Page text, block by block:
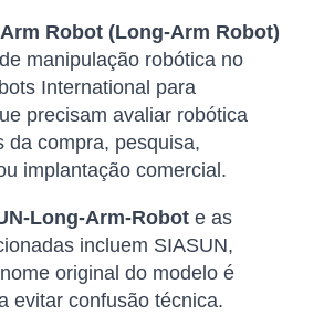
Robot (Long-Arm Robot)
manipulação robótica no
International para
precisam avaliar robótica
da compra, pesquisa,
implantação comercial.
Long-Arm-Robot e as
incluem SIASUN,
original do modelo é
evitar confusão técnica.